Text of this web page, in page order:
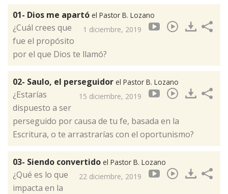
01- Dios me apartó el Pastor B. Lozano
1 diciembre, 2019
¿Cuál crees que
fue el propósito
por el que Dios te llamó?
02- Saulo, el perseguidor el Pastor B. Lozano
15 diciembre, 2019
¿Estarías
dispuesto a ser
perseguido por causa de tu fe, basada en la
Escritura, o te arrastrarías con el oportunismo?
03- Siendo convertido el Pastor B. Lozano
22 diciembre, 2019
¿Qué es lo que
impacta en la